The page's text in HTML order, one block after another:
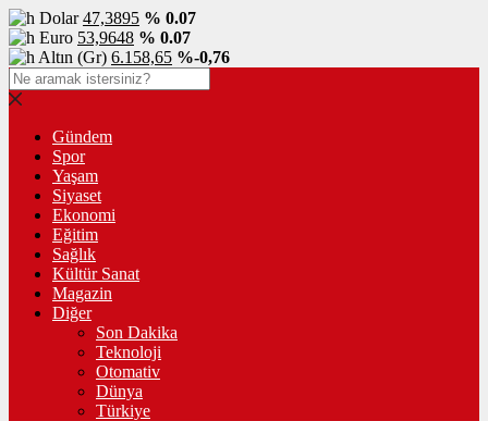
Dolar47,3895 % 0.07
Euro 53,9648 % 0.07
Altın (Gr) 6.158,65 %-0,76
Gündem
Spor
Yaşam
Siyaset
Ekonomi
Eğitim
Sağlık
Kültür Sanat
Magazin
Diğer
Son Dakika
Teknoloji
Otomativ
Dünya
Türkiye